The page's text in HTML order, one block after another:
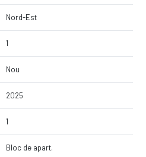
Nord-Est
1
Nou
2025
1
Bloc de apart.